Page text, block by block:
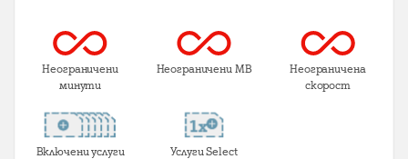
Неограничени
минути
Неограничени MB Неограничена
скорост
Включени услуги Услуги Select